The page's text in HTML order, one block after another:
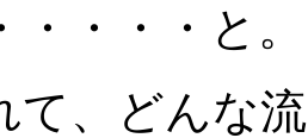
・・・・と
て、どんな